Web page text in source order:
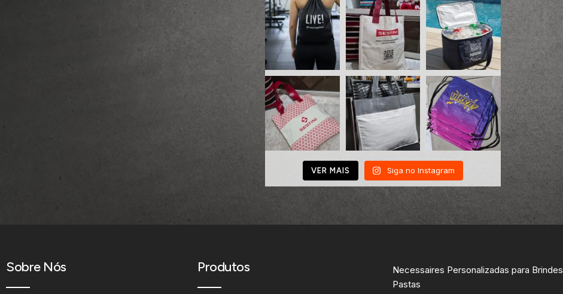
VER MAIS Siga no Instagram
Sobre Nós Produtos
Necessaires Personalizadas para Brindes
Pastas